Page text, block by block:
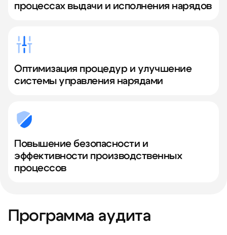
процессах выдачи и исполнения нарядов
Оптимизация процедур и улучшение
системы управления нарядами
Повышение безопасности и
эффективности производственных
процессов
Программа аудита